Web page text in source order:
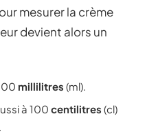
mesurer la crème
devient alors un
millilitres (ml).
à 100 centilitres (cl)